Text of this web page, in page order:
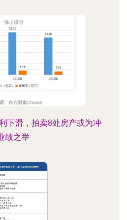
下滑，拍卖8处房产或为冲
绩之举